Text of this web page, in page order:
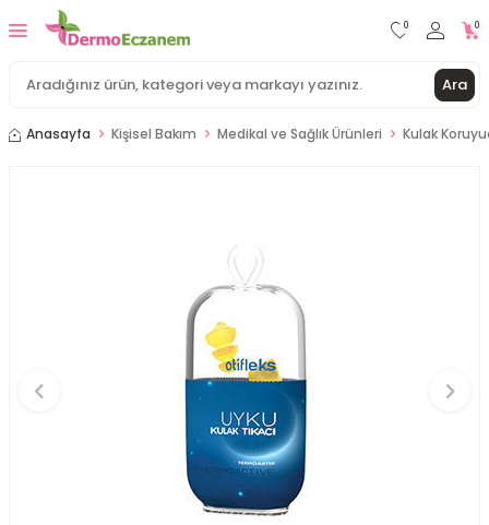
Ara
0 0
Anasayfa Kişisel Bakım Medikal ve Sağlık Ürünleri Kulak